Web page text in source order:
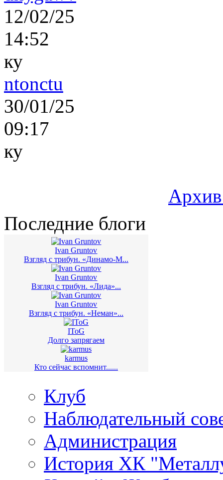
12/02/25
14:52
ку
ntonctu
30/01/25
09:17
ку
Последние блоги
Ivan Gruntov
Взгляд с трибун. «Динамо-М...
Ivan Gruntov
Взгляд с трибун. «Лида»...
Ivan Gruntov
Взгляд с трибун. «Неман»...
IToG
Долго запрягаем
karmus
Кто сейчас вспомнит......
Клуб
Наблюдательный
Администрация
История ХК